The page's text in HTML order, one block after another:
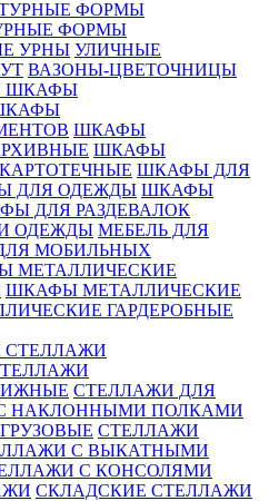
ФОРМЫ
УРНЫ УЛИЧНЫЕ
ВАЗОНЫ-ЦВЕТОЧНИЦЫ
ШКАФЫ
ШКАФЫ
ШКАФЫ ДЛЯ
ДЛЯ ОДЕЖДЫ ШКАФЫ
ДЛЯ РАЗДЕВАЛОК
ОДЕЖДЫ МЕБЕЛЬ ДЛЯ
МОБИЛЬНЫХ
МЕТАЛЛИЧЕСКИЕ
ШКАФЫ МЕТАЛЛИЧЕСКИЕ
ГАРДЕРОБНЫЕ
СТЕЛЛАЖИ ДЛЯ
НАКЛОННЫМИ ПОЛКАМИ
СТЕЛЛАЖИ
С ВЫКАТНЫМИ
С КОНСОЛЯМИ
СКЛАДСКИЕ СТЕЛЛАЖИ